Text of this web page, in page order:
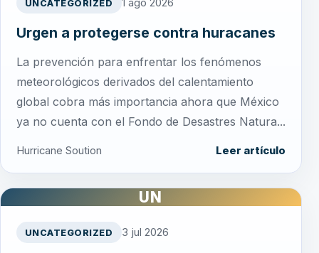
UNCATEGORIZED 1 ago 2026
Urgen a protegerse contra huracanes
La prevención para enfrentar los fenómenos
meteorológicos derivados del calentamiento
global cobra más importancia ahora que México
ya no cuenta con el Fondo de Desastres Natura...
Hurricane Soution Leer artículo
UN
UNCATEGORIZED 3 jul 2026